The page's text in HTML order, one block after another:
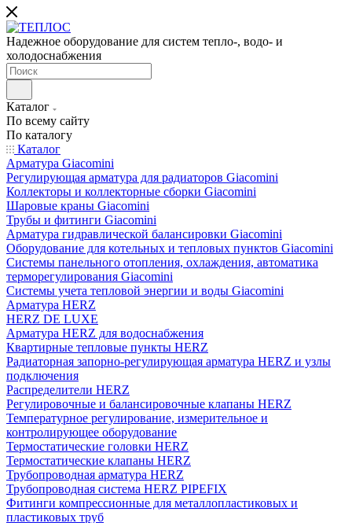
Надежное оборудование для систем тепло-, водо- и
холодоснабжения
Каталог
По всему сайту
По каталогу
Каталог
Арматура Giacomini
Регулирующая арматура для радиаторов Giacomini
Коллекторы и коллекторные сборки Giacomini
Шаровые краны Giacomini
Трубы и фитинги Giacomini
Арматура гидравлической балансировки Giacomini
Оборудование для котельных и тепловых пунктов Giacomini
Системы панельного отопления, охлаждения, автоматика
терморегулирования Giacomini
Системы учета тепловой энергии и воды Giacomini
Арматура HERZ
HERZ DE LUXE
Арматура HERZ для водоснабжения
Квартирные тепловые пункты HERZ
Радиаторная запорно-регулирующая арматура HERZ и узлы
подключения
Распределители HERZ
Регулировочные и балансировочные клапаны HERZ
Температурное регулирование, измерительное и
контролирующее оборудование
Термостатические головки HERZ
Термостатические клапаны HERZ
Трубопроводная арматура HERZ
Трубопроводная система HERZ PIPEFIX
Фитинги компрессионные для металлопластиковых и
пластиковых труб